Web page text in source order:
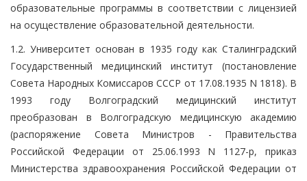
образовательные программы в соответствии с лицензией
на осуществление образовательной деятельности.
1.2. Университет основан в 1935 году как Сталинградский
Государственный медицинский институт (постановление
Совета Народных Комиссаров СССР от 17.08.1935 N 1818). В
1993 году Волгоградский медицинский институт
преобразован в Волгоградскую медицинскую академию
(распоряжение Совета Министров - Правительства
Российской Федерации от 25.06.1993 N 1127-р, приказ
Министерства здравоохранения Российской Федерации от